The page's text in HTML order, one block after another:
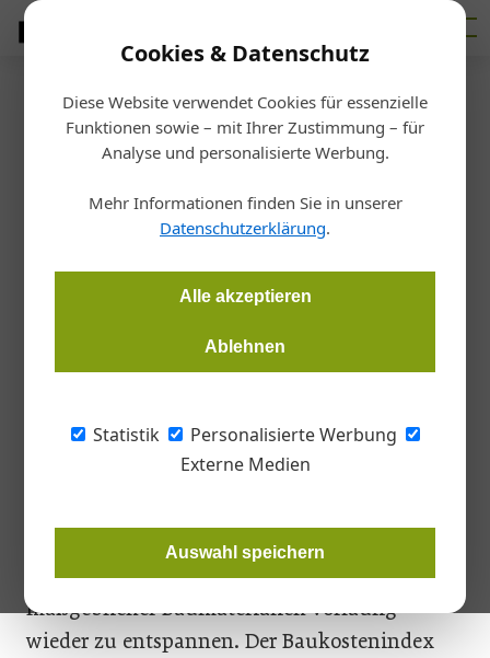
Cookies & Datenschutz
Diese Website verwendet Cookies für essenzielle
Funktionen sowie – mit Ihrer Zustimmung – für
Analyse und personalisierte Werbung.
Mehr Informationen finden Sie in unserer
Datenschutzerklärung.
Alle akzeptieren
Ablehnen
Statistik
Personalisierte Werbung
Externe Medien
Auswahl speichern
Startseite/Bundesinnung Bau
Bundesinnung Bau
Materialpreise und
Lieferengpässe am Bau
Bundesinnung Bau WKO
Noch bevor sich die Auswirkungen der Corona-Krise auf die
abmildern konnten, wurde die Bauwirtschaft durch den Krieg
in der Ukraine mit einem Materialkostenanstieg in nie zuvor
Mit Herbst 2021 schien sich die exorbitante
Entwicklung der Beschaffungskosten
maßgeblicher Baumaterialien vorläufig
wieder zu entspannen. Der Baukostenindex